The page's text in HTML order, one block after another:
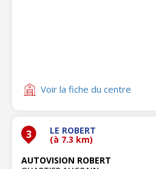
Voir la fiche du centre
3 LE ROBERT
(à 7.3 km)
AUTOVISION ROBERT